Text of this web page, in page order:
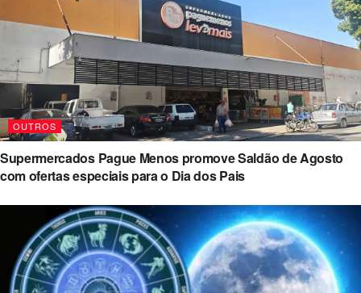
OUTROS
Supermercados Pague Menos promove Saldão de Agosto
com ofertas especiais para o Dia dos Pais